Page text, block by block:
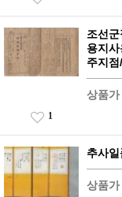
조선
용지
주지
상품가
1
추사
상품가